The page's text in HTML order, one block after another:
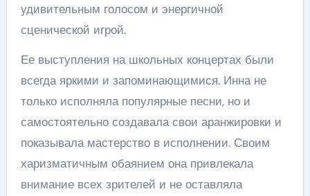
удивительным голосом и энергичной
сценической игрой.
Ее выступления на школьных концертах были
всегда яркими и запоминающимися. Инна не
только исполняла популярные песни, но и
самостоятельно создавала свои аранжировки и
показывала мастерство в исполнении. Своим
харизматичным обаянием она привлекала
внимание всех зрителей и не оставляла